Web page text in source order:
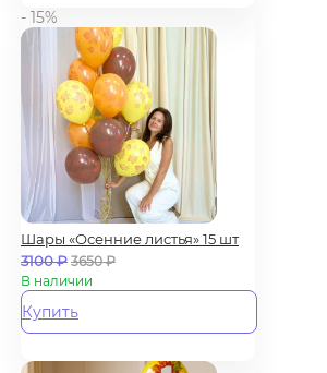
- 15%
Шары «Осенние листья» 15 шт
3100₽ 3650₽
В наличии
Купить